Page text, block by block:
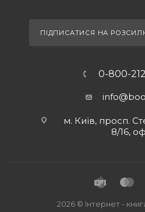
ПІДПИСАТИСЯ НА
0-800-
м. Київ, просп.
8/16,
2026 © Iнтернет -